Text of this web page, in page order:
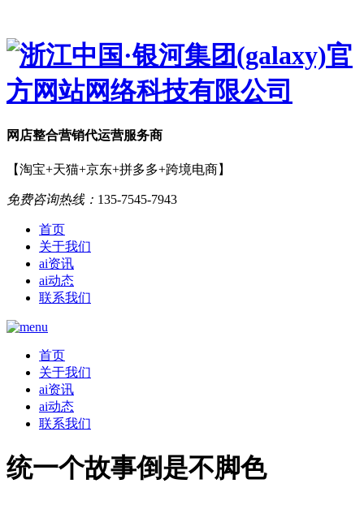
网店整合营销代运营服务商
【淘宝+天猫+京东+拼多多+跨境电商】
免费咨询热线： 135-7545-7943
首页
关于我们
ai资讯
ai动态
联系我们
首页
关于我们
ai资讯
ai动态
联系我们
统一个故事倒是不脚色